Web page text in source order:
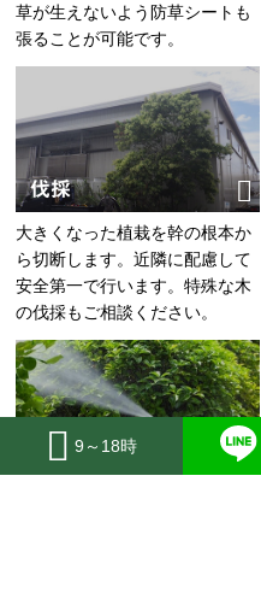
草が生えないよう防草シートも
張ることが可能です。
伐採
大きくなった植栽を幹の根本か
ら切断します。近隣に配慮して
安全第一で行います。特殊な木
の伐採もご相談ください。
薬剤散布・害虫駆除
9～18時